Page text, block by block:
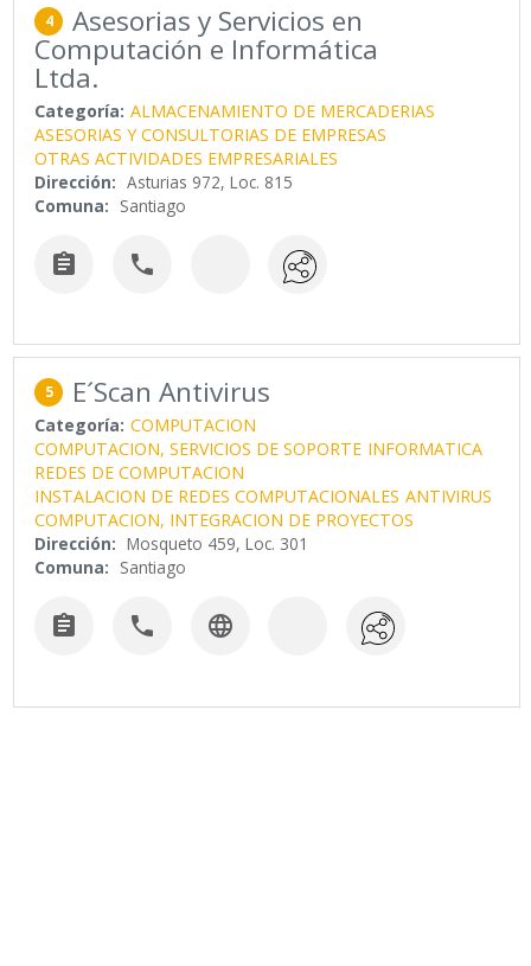
4 Asesorias y Servicios en
Computación e Informática
Ltda.
Categoría: ALMACENAMIENTO DE MERCADERIAS
ASESORIAS Y CONSULTORIAS DE EMPRESAS
OTRAS ACTIVIDADES EMPRESARIALES
Dirección: Asturias 972, Loc. 815
Comuna: Santiago
 
5 E´Scan Antivirus
Categoría: COMPUTACION
COMPUTACION, SERVICIOS DE SOPORTE INFORMATICA
REDES DE COMPUTACION
INSTALACION DE REDES COMPUTACIONALES ANTIVIRUS
COMPUTACION, INTEGRACION DE PROYECTOS
Dirección: Mosqueto 459, Loc. 301
Comuna: Santiago
  